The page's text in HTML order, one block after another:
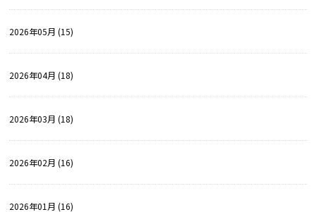
2026年05月 (15)
2026年04月 (18)
2026年03月 (18)
2026年02月 (16)
2026年01月 (16)